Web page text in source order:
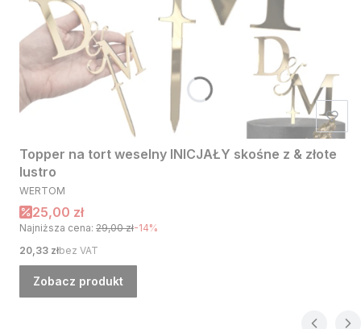
Topper na tort weselny INICJAŁY skośne z & złote
lustro
PRODUCENT
WERTOM
Cena promocyjna
25,00 zł
Najniższa cena: 29,00 zł-14%
Cena
20,33 złbez VAT
Zobacz produkt